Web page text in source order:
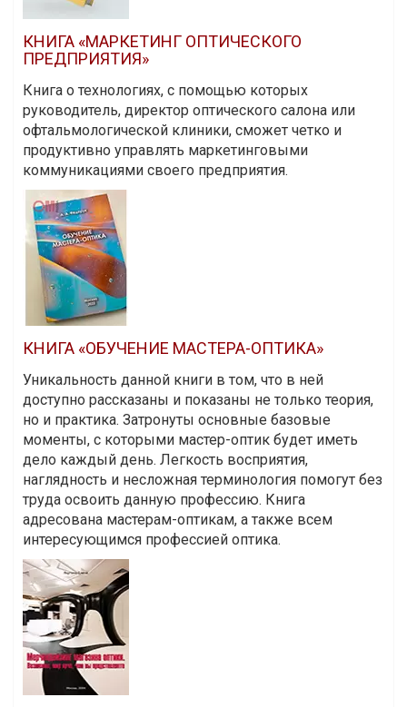
КНИГА «МАРКЕТИНГ ОПТИЧЕСКОГО
ПРЕДПРИЯТИЯ»
Книга о технологиях, с помощью которых
руководитель, директор оптического салона или
офтальмологической клиники, сможет четко и
продуктивно управлять маркетинговыми
коммуникациями своего предприятия.
КНИГА «ОБУЧЕНИЕ МАСТЕРА-ОПТИКА»
Уникальность данной книги в том, что в ней
доступно рассказаны и показаны не только теория,
но и практика. Затронуты основные базовые
моменты, с которыми мастер-оптик будет иметь
дело каждый день. Легкость восприятия,
наглядность и несложная терминология помогут без
труда освоить данную профессию. Книга
адресована мастерам-оптикам, а также всем
интересующимся профессией оптика.